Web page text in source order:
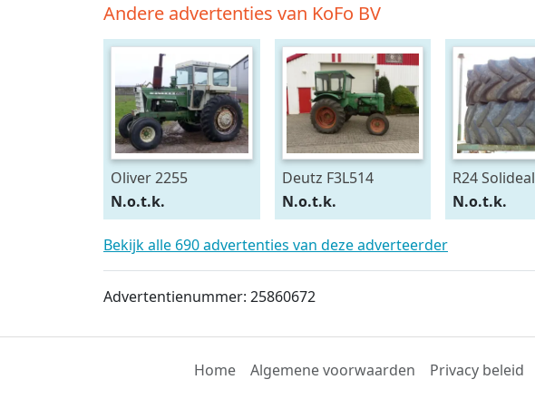
Andere advertenties van KoFo BV
Oliver 2255
N.o.t.k.
Deutz F3L514
N.o.t.k.
R24 Solideal
15.5/80R24
N.o.t.k.
Bekijk alle 690 advertenties van deze adverteerder
Advertentienummer: 25860672
Home Algemene voorwaarden Privacy beleid